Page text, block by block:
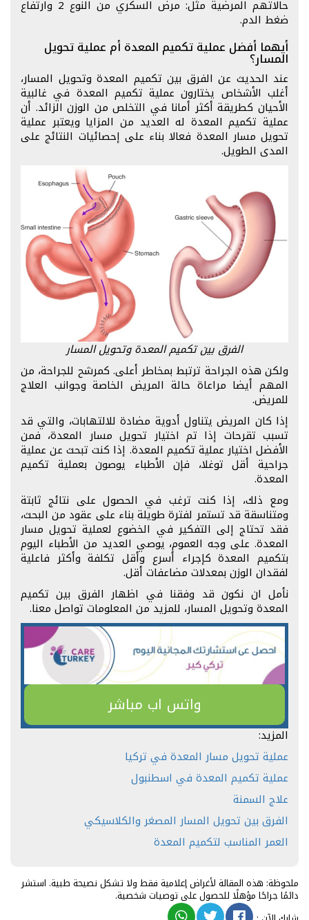
حالاتهم المرضية مثل: مرض السكري من النوع 2 وارتفاع
ضغط الدم.
أيهما أفضل عملية تكميم المعدة أم عملية تحويل
المسار؟
عند الحديث عن الفرق بين تكميم المعدة وتحويل المسار،
أغلب الأشخاص يختارون عملية تكميم المعدة في غالبية
الأحيان كطريقة أكثر أمانا في التخلص من الوزن الزائد. أن
عملية تكميم المعدة له العديد من المزايا ويعتبر عملية
تحويل مسار المعدة فعالا بناء على إحصائيات النتائج على
المدى الطويل.
الفرق بين تكميم المعدة وتحويل المسار
ولكن هذه الجراحة ترتبط بمخاطر أعلى. كمرشح للجراحة، من
المهم أيضا مراعاة حالة المريض الخاصة وجوانب العلاج
للمريض.
إذا كان المريض يتناول أدوية مضادة للالتهابات، والتي قد
تسبب تقرحات إذا تم اختيار تحويل مسار المعدة، فمن
الأفضل اختيار عملية تكميم المعدة. إذا كنت تبحث عن عملية
جراحية أقل توغلا، فإن الأطباء يوصون بعملية تكميم
المعدة.
ومع ذلك، إذا كنت ترغب في الحصول على نتائج ثابتة
ومتناسقة قد تستمر لفترة طويلة بناء على عقود من البحث،
فقد تحتاج إلى التفكير في الخضوع لعملية تحويل مسار
المعدة. على وجه العموم، يوصي العديد من الأطباء اليوم
بتكميم المعدة كإجراء أسرع وأقل تكلفة وأكثر فاعلية
لفقدان الوزن بمعدلات مضاعفات أقل.
نأمل ان نكون قد وفقنا في اظهار الفرق بين تكميم
المعدة وتحويل المسار، للمزيد من المعلومات تواصل معنا.
واتس اب مباشر
المزيد:
عملية تحويل مسار المعدة في تركيا
عملية تكميم المعدة في اسطنبول
علاج السمنة
الفرق بين تحويل المسار المصغر والكلاسيكي
العمر المناسب لتكميم المعدة
ملحوظة: هذه المقالة لأغراض إعلامية فقط ولا تشكل نصيحة طبية. استشر
دائمًا جراحًا مؤهلًا للحصول على توصيات شخصية.